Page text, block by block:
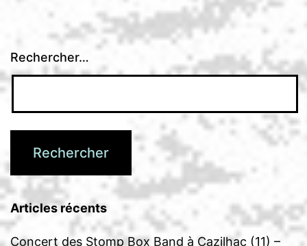
Rechercher…
Articles récents
Concert des Stomp Box Band à Cazilhac (11) –